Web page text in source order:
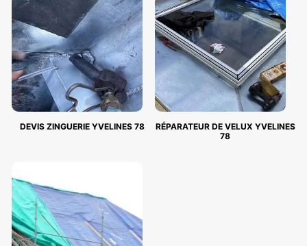
DEVIS ZINGUERIE YVELINES 78
RÉPARATEUR DE VELUX YVELINES
78